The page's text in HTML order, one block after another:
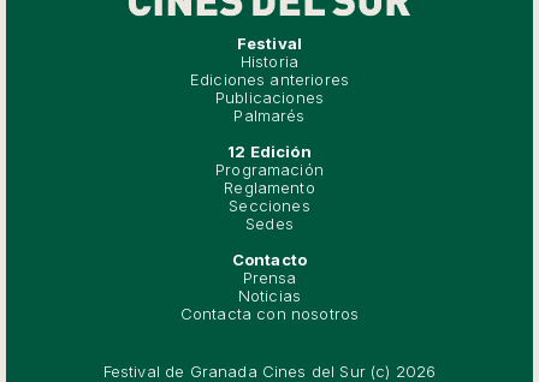
Festival
Historia
Ediciones anteriores
Publicaciones
Palmarés
12 Edición
Programación
Reglamento
Secciones
Sedes
Contacto
Prensa
Noticias
Contacta con nosotros
Festival de Granada Cines del Sur (c) 2026